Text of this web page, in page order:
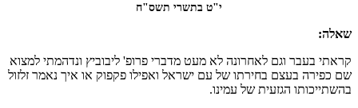
י"ט בתשרי תשס"ח
שאלה:
קראתי בעבר וגם לאחרונה לא מעט מדברי פרופ' ליבוביץ ונדהמתי למצוא
שם כפירה בעצם בחירתו של עם ישראל ואפילו פקפוק או איך נאמר זלזול
בהשתייכותו הגזעית של עמינו.